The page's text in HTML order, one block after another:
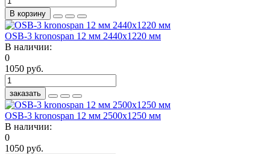
В корзину
OSB-3 kronospan 12 мм 2440х1220 мм
В наличии:
0
1050 руб.
заказать
OSB-3 kronospan 12 мм 2500х1250 мм
В наличии:
0
1050 руб.